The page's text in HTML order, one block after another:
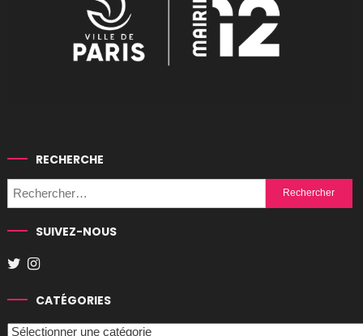
RECHERCHE
Rechercher :
SUIVEZ-NOUS
CATÉGORIES
Catégories